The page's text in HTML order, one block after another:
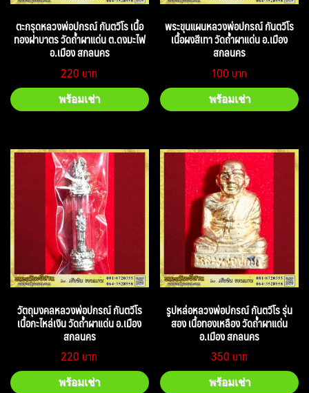
ตะกรุดหลวงพ่อปกรณ์ กันตวีโร เนื้อ
ทองฝาบาตร วัดถ้ำผาแด่น ต.ดงมะไฟ
อ.เมือง สกลนคร
220
พร้อมเช่า
พระขุนแผนหลวงพ่อปกรณ์ กันตวีโร
เนื้อผงสีเทา วัดถ้ำผาแด่น อ.เมือง
สกลนคร
100
พร้อมเช่า
วัตถุมงคลหลวงพ่อปกรณ์ กันตวีโร
เนื้อกะไหล่เงิน วัดถ้ำผาแด่น อ.เมือง
สกลนคร
220
พร้อมเช่า
รูปหล่อหลวงพ่อปกรณ์ กันตวีโร รุ่น
สอง เนื้อทองเหลือง วัดถ้ำผาแด่น
อ.เมือง สกลนคร
350
พร้อมเช่า